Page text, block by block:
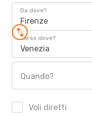
Da dove?
Firenze
Verso dove?
Venezia
Quando?
Voli diretti